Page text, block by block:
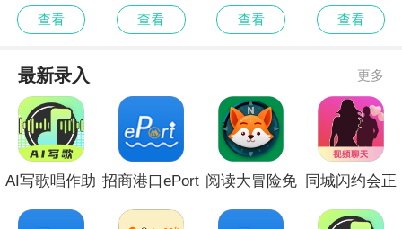
版安卓
查看
版
查看 查看
卓版
查看
最新录入 更多
AI写歌唱作助 招商港口ePort 阅读大冒险免 同城闪约会正